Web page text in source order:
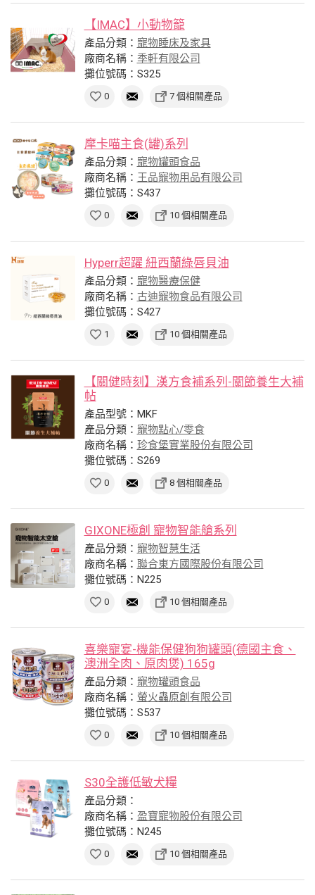
【IMAC】小動物籠
產品分類： 寵物睡床及家具
廠商名稱： 季軒有限公司
攤位號碼：S325
0 7 個相關產品
摩卡喵主食(罐)系列
產品分類： 寵物罐頭食品
廠商名稱： 王品寵物用品有限公司
攤位號碼：S437
0 10 個相關產品
Hyperr超躍 紐西蘭綠唇貝油
產品分類： 寵物醫療保健
廠商名稱： 古迪寵物食品有限公司
攤位號碼：S427
1 10 個相關產品
【關健時刻】漢方食補系列-關節養生大補
帖
產品型號：MKF
產品分類： 寵物點心/零食
廠商名稱： 珍食堡實業股份有限公司
攤位號碼：S269
0 8 個相關產品
GIXONE極創 寵物智能艙系列
產品分類： 寵物智慧生活
廠商名稱： 聯合東方國際股份有限公司
攤位號碼：N225
0 10 個相關產品
喜樂寵宴-機能保健狗狗罐頭(德國主食、
澳洲全肉、原肉煲) 165g
產品分類： 寵物罐頭食品
廠商名稱： 螢火蟲原創有限公司
攤位號碼：S537
0 10 個相關產品
S30全護低敏犬糧
產品分類：
廠商名稱： 盈寶寵物股份有限公司
攤位號碼：N245
0 10 個相關產品